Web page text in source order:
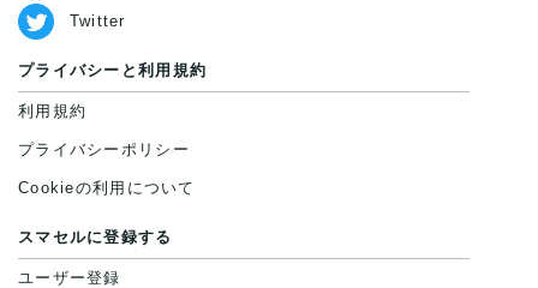
Twitter
プライバシーと利用規約
利用規約
プライバシーポリシー
Cookieの利用について
スマセルに登録する
ユーザー登録